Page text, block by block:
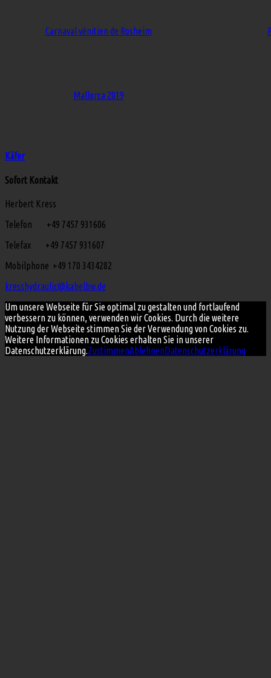
Carnaval vénitien de Rosheim
Mallorca 2019
Käfer
Sofort Kontakt
Herbert Kress
Telefon +49 7457 931606
Telefax +49 7457 931607
Mobilphone +49 170 3434282
kresshydraulic@kabelbw.de
Um unsere Webseite für Sie optimal zu gestalten und fortlaufend
verbessern zu können, verwenden wir Cookies. Durch die weitere
Nutzung der Webseite stimmen Sie der Verwendung von Cookies zu.
Weitere Informationen zu Cookies erhalten Sie in unserer
Datenschutzerklärung.ZustimmenAblehnenDatenschutzerklärung